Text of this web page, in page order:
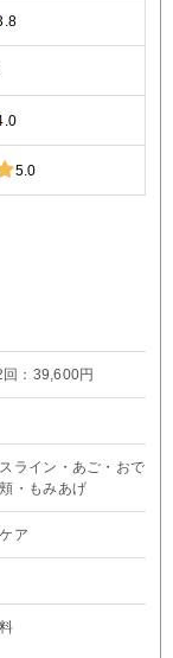
5.0
：39,600円
ライン・あご・おでこ・
・もみあげ
ア